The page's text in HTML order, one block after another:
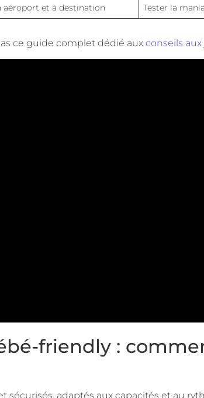
aéroport et à destination Tester la
ce guide complet dédié aux conseils
friendly :
adaptés aux capacités et au